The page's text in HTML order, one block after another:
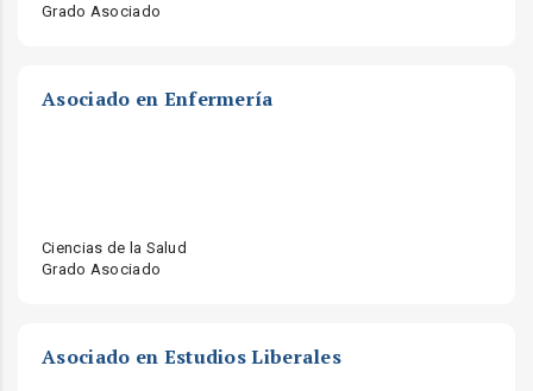
Grado Asociado
Asociado en Enfermería
Ciencias de la Salud
Grado Asociado
Asociado en Estudios Liberales